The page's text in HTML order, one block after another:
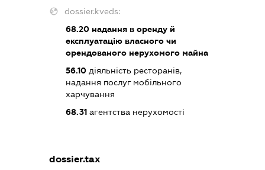
dossier.kveds:
68.20 надання в оренду й
експлуатацію власного чи
орендованого нерухомого майна
56.10 діяльність ресторанів,
надання послуг мобільного
харчування
68.31 агентства нерухомості
dossier.tax